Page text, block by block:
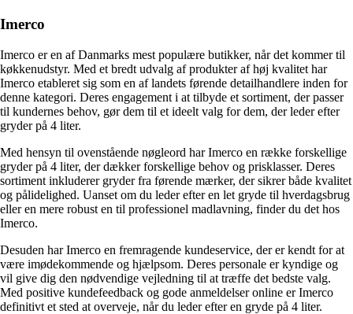
Imerco
Imerco er en af Danmarks mest populære butikker, når det kommer til
køkkenudstyr. Med et bredt udvalg af produkter af høj kvalitet har
Imerco etableret sig som en af landets førende detailhandlere inden for
denne kategori. Deres engagement i at tilbyde et sortiment, der passer
til kundernes behov, gør dem til et ideelt valg for dem, der leder efter
gryder på 4 liter.
Med hensyn til ovenstående nøgleord har Imerco en række forskellige
gryder på 4 liter, der dækker forskellige behov og prisklasser. Deres
sortiment inkluderer gryder fra førende mærker, der sikrer både kvalitet
og pålidelighed. Uanset om du leder efter en let gryde til hverdagsbrug
eller en mere robust en til professionel madlavning, finder du det hos
Imerco.
Desuden har Imerco en fremragende kundeservice, der er kendt for at
være imødekommende og hjælpsom. Deres personale er kyndige og
vil give dig den nødvendige vejledning til at træffe det bedste valg.
Med positive kundefeedback og gode anmeldelser online er Imerco
definitivt et sted at overveje, når du leder efter en gryde på 4 liter.